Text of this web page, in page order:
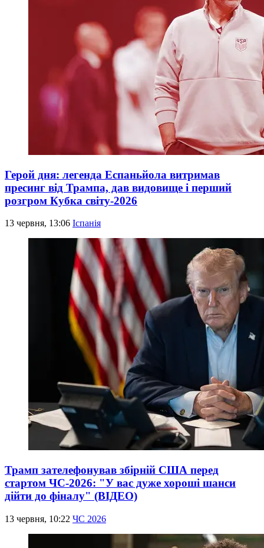
Герой дня: легенда Еспаньйола витримав
пресинг від Трампа, дав видовище і перший
розгром Кубка світу-2026
13 червня, 13:06 Іспанія
Трамп зателефонував збірній США перед
стартом ЧС-2026: "У вас дуже хороші шанси
дійти до фіналу" (ВІДЕО)
13 червня, 10:22 ЧС 2026